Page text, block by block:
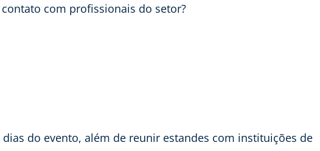
com profissionais do setor?
do evento, além de reunir estandes com instituições de